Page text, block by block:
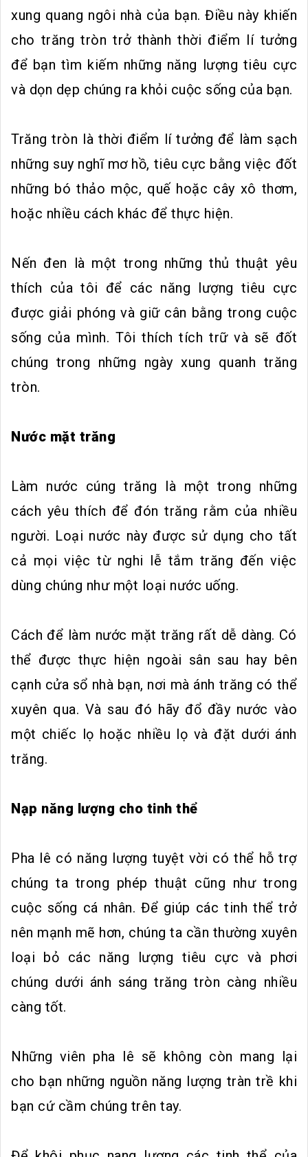
xung quang ngôi nhà của bạn. Điều này khiến
cho trăng tròn trở thành thời điểm lí tưởng
để bạn tìm kiếm những năng lượng tiêu cực
và dọn dẹp chúng ra khỏi cuộc sống của bạn.
Trăng tròn là thời điểm lí tưởng để làm sạch
những suy nghĩ mơ hồ, tiêu cực bằng việc đốt
những bó thảo mộc, quế hoặc cây xô thơm,
hoặc nhiều cách khác để thực hiện.
Nến đen là một trong những thủ thuật yêu
thích của tôi để các năng lượng tiêu cực
được giải phóng và giữ cân bằng trong cuộc
sống của mình. Tôi thích tích trữ và sẽ đốt
chúng trong những ngày xung quanh trăng
tròn.
Nước mặt trăng
Làm nước cúng trăng là một trong những
cách yêu thích để đón trăng rằm của nhiều
người. Loại nước này được sử dụng cho tất
cả mọi việc từ nghi lễ tắm trăng đến việc
dùng chúng như một loại nước uống.
Cách để làm nước mặt trăng rất dễ dàng. Có
thể được thực hiện ngoài sân sau hay bên
cạnh cửa sổ nhà bạn, nơi mà ánh trăng có thể
xuyên qua. Và sau đó hãy đổ đầy nước vào
một chiếc lọ hoặc nhiều lọ và đặt dưới ánh
trăng.
Nạp năng lượng cho tinh thể
Pha lê có năng lượng tuyệt vời có thể hỗ trợ
chúng ta trong phép thuật cũng như trong
cuộc sống cá nhân. Để giúp các tinh thể trở
nên mạnh mẽ hơn, chúng ta cần thường xuyên
loại bỏ các năng lượng tiêu cực và phơi
chúng dưới ánh sáng trăng tròn càng nhiều
càng tốt.
Những viên pha lê sẽ không còn mang lại
cho bạn những nguồn năng lượng tràn trề khi
bạn cứ cầm chúng trên tay.